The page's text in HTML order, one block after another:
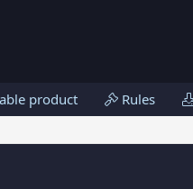
product Rules